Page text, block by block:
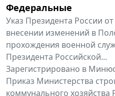
Федеральные
Указ Президента России
внесении изменений в
прохождения военной
Президента Российской...
Зарегистрировано в
Приказ Министерства
коммунального